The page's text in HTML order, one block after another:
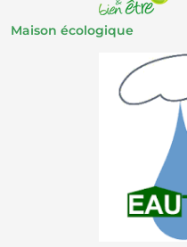
Maison écologique